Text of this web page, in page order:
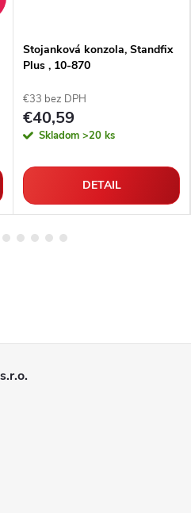
Stojanková konzola, Standfix
Plus , 10-870
€33 bez DPH
€40,59
Skladom >20 ks
DETAIL